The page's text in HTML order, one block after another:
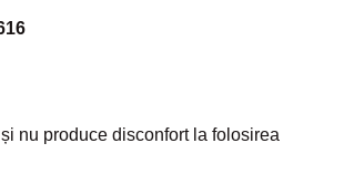
nu produce disconfort la folosirea